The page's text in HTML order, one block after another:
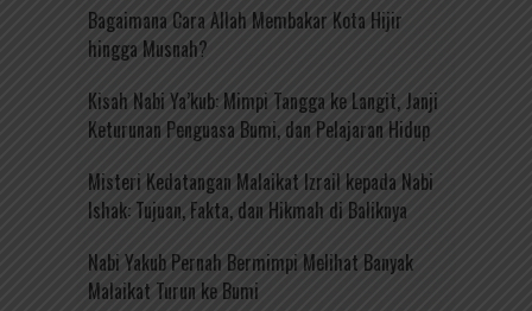
Bagaimana Cara Allah Membakar Kota Hijir
hingga Musnah?
Kisah Nabi Ya’kub: Mimpi Tangga ke Langit, Janji
Keturunan Penguasa Bumi, dan Pelajaran Hidup
Misteri Kedatangan Malaikat Izrail kepada Nabi
Ishak: Tujuan, Fakta, dan Hikmah di Baliknya
Nabi Yakub Pernah Bermimpi Melihat Banyak
Malaikat Turun ke Bumi